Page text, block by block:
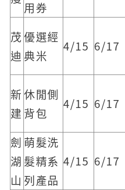
用券
茂
迪
優選經
典米
4/15 6/17
新
建
休閒側
背包
4/15 6/17
劍
湖
山
萌髮洗
髮精系
列產品
4/15 6/17